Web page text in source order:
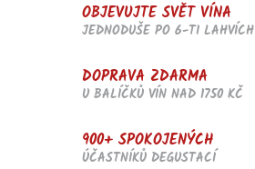
ý
p
s
u
OBJEVUJTE SVĚT VÍNA
JEDNODUŠE PO 6-TI LAHVÍCH
DOPRAVA ZDARMA
U BALÍČKŮ VÍN NAD 1750 KČ
900+ SPOKOJENÝCH
ÚČASTNÍKŮ DEGUSTACÍ